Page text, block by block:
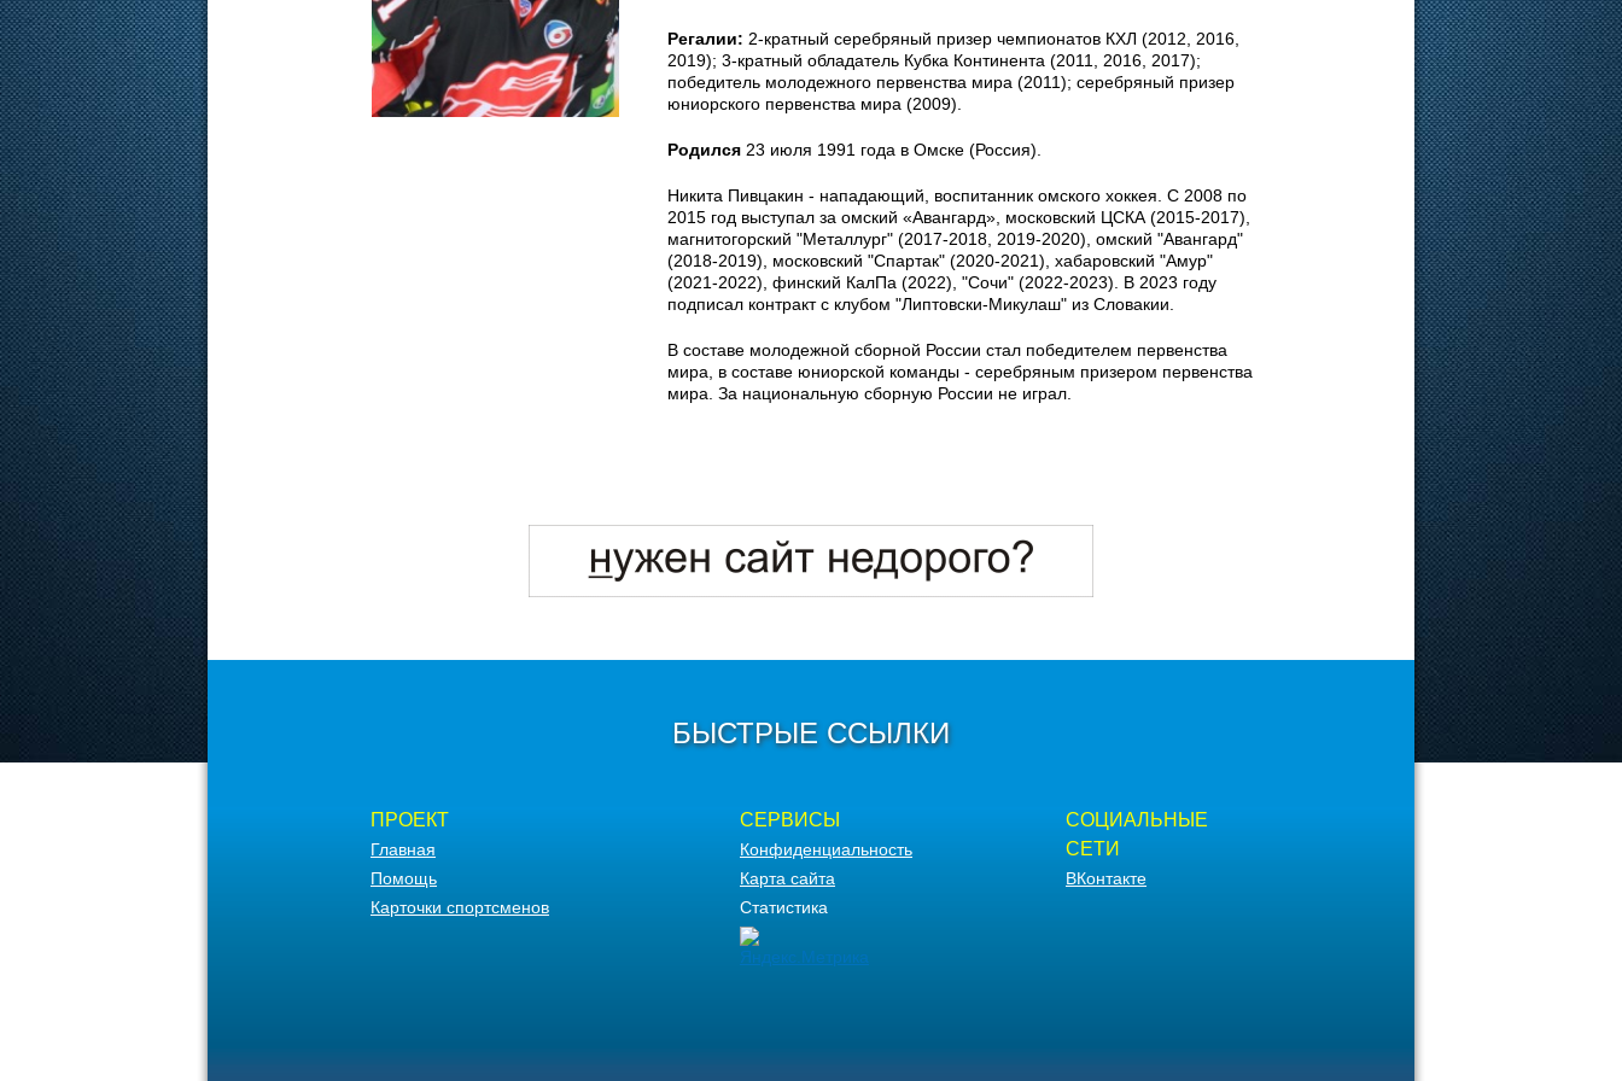
Регалии: 2-кратный серебряный призер чемпионатов КХЛ (2012, 2016,
2019); 3-кратный обладатель Кубка Континента (2011, 2016, 2017);
победитель молодежного первенства мира (2011); серебряный призер
юниорского первенства мира (2009).
Родился 23 июля 1991 года в Омске (Россия).
Никита Пивцакин - нападающий, воспитанник омского хоккея. С 2008 по
2015 год выступал за омский «Авангард», московский ЦСКА (2015-2017),
магнитогорский "Металлург" (2017-2018, 2019-2020), омский "Авангард"
(2018-2019), московский "Спартак" (2020-2021), хабаровский "Амур"
(2021-2022), финский КалПа (2022), "Сочи" (2022-2023). В 2023 году
подписал контракт с клубом "Липтовски-Микулаш" из Словакии.
В составе молодежной сборной России стал победителем первенства
мира, в составе юниорской команды - серебряным призером первенства
мира. За национальную сборную России не играл.
БЫСТРЫЕ ССЫЛКИ
ПРОЕКТ
Главная
Помощь
Карточки спортсменов
СЕРВИСЫ
Конфиденциальность
Карта сайта
Статистика
СОЦИАЛЬНЫЕ
СЕТИ
ВКонтакте